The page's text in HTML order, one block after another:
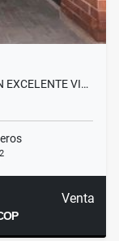
EXCELENTE VI…
2
Venta